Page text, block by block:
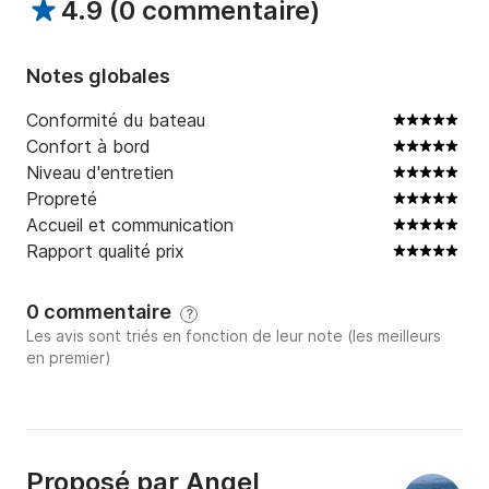
4.9 (0 commentaire)
Notes globales
Conformité du bateau
Confort à bord
Niveau d'entretien
Propreté
Accueil et communication
Rapport qualité prix
0 commentaire ?
Les avis sont triés en fonction de leur note (les meilleurs
en premier)
Proposé par Angel